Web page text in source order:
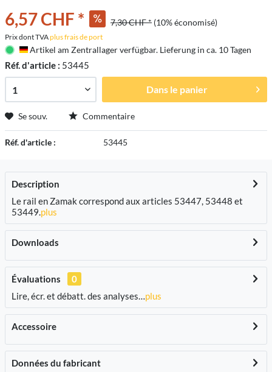
6,57 CHF * 7,30 CHF * (10% économisé)
Prix dont TVAplus frais de port
Deutschland
Artikel am Zentrallager verfügbar. Lieferung in ca. 10 Tagen
Réf. d'article : 53445
Dans le panier
Se souv. Commentaire
Réf. d'article : 53445
Description
Le rail en Zamak correspond aux articles 53447, 53448 et
53449.plus
Downloads
Évaluations
0
Lire, écr. et débatt. des analyses…plus
Accessoire
Données du fabricant